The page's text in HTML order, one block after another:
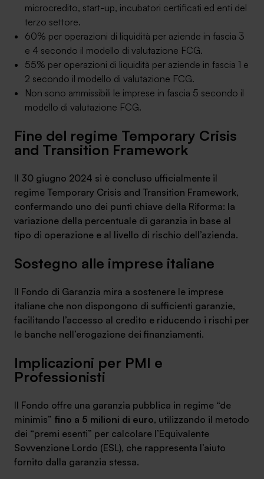
SA Finance Mediazione Creditizia Srl, società di mediazione creditizia iscritta
all'Oam n.M336
microcredito, start-up, incubatori certificati ed enti del
terzo settore.
60% per operazioni di liquidità per aziende in fascia 3
e 4 secondo il modello di valutazione FCG.
55% per operazioni di liquidità per aziende in fascia 1 e
2 secondo il modello di valutazione FCG.
Non sono ammissibili le imprese in fascia 5 secondo il
modello di valutazione FCG.
Fine del regime Temporary Crisis
and Transition Framework
Il 30 giugno 2024 si è concluso ufficialmente il
regime Temporary Crisis and Transition Framework,
confermando uno dei punti chiave della Riforma: la
variazione della percentuale di garanzia in base al
tipo di operazione e al livello di rischio dell’azienda.
Sostegno alle imprese italiane
Il Fondo di Garanzia mira a sostenere le imprese
italiane che non dispongono di sufficienti garanzie,
facilitando l’accesso al credito e riducendo i rischi per
le banche nell’erogazione dei finanziamenti.
Implicazioni per PMI e
Professionisti
Il Fondo offre una garanzia pubblica in regime “de
minimis” fino a 5 milioni di euro, utilizzando il metodo
dei “premi esenti” per calcolare l’Equivalente
Sovvenzione Lordo (ESL), che rappresenta l’aiuto
fornito dalla garanzia stessa.